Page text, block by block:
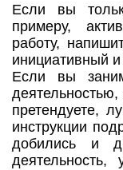
Если вы
примеру,
работу,
инициативный и
Если вы
деятельностью,
претендуете,
инструкции
добились и
деятельность,